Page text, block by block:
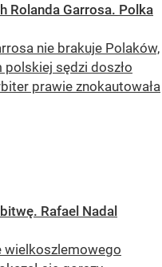
Rolanda Garrosa. Polka
nie brakuje Polaków,
polskiej sędzi doszło
prawie znokautowała
Rafael Nadal
wielkoszlemowego